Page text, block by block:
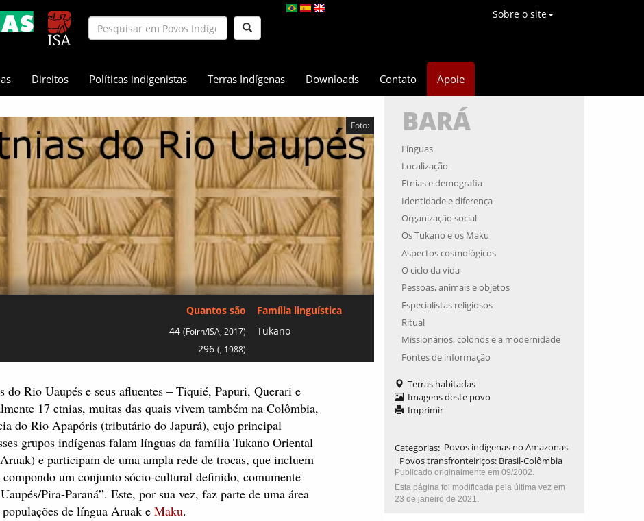
Sobre o site
Direitos Políticas indigenistas Terras Indígenas Downloads Contato Apoie
Foto:
Quantos são
44(Foirn/ISA, 2017)
296(, 1988)
Família linguística
Tukano
do Rio Uaupés e seus afluentes – Tiquié, Papuri, Querari e
17 etnias, muitas das quais vivem também na Colômbia,
do Rio Apapóris (tributário do Japurá), cujo principal
grupos indígenas falam línguas da família Tukano Oriental
e participam de uma ampla rede de trocas, que incluem
um conjunto sócio-cultural definido, comumente
Pira-Paraná”. Este, por sua vez, faz parte de uma área
de língua Aruak e Maku.
BARÁ
Línguas
Localização
Etnias e demografia
Identidade e diferença
Organização social
Os Tukano e os Maku
Aspectos cosmológicos
O ciclo da vida
Pessoas, animais e objetos
Especialistas religiosos
Ritual
Missionários, colonos e a modernidade
Fontes de informação
Terras habitadas
Imagens deste povo
Imprimir
Categorias: Povos indígenas no Amazonas
Povos transfronteiriços: Brasil-Colômbia
Publicado originalmente em 09/2002.
Esta página foi modificada pela última vez em
23 de janeiro de 2021.